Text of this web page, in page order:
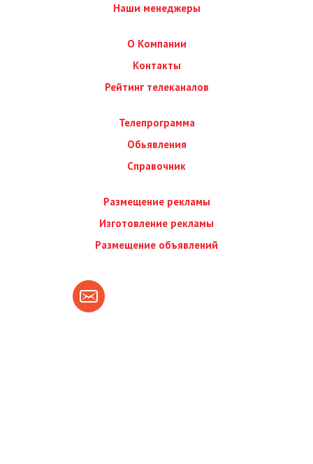
Наши менеджеры
О Компании
Контакты
Рейтинг телеканалов
Телепрограмма
Обьявления
Справочник
Размещение рекламы
Изготовление рекламы
Размещение объявлений